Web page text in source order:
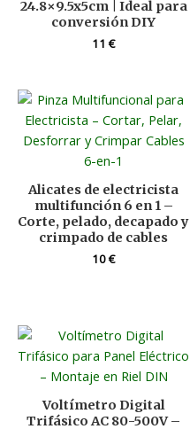
24.8×9.5x5cm | Ideal para
conversión DIY
11€
Alicates de electricista
multifunción 6 en 1 –
Corte, pelado, decapado y
crimpado de cables
10€
Voltímetro Digital
Trifásico AC 80-500V –